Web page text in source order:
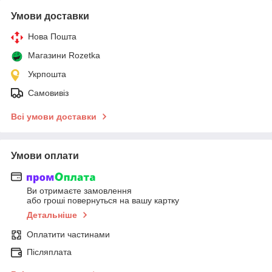
Умови доставки
Нова Пошта
Магазини Rozetka
Укрпошта
Самовивіз
Всі умови доставки
Умови оплати
Ви отримаєте замовлення
або гроші повернуться на вашу картку
Детальніше
Оплатити частинами
Післяплата